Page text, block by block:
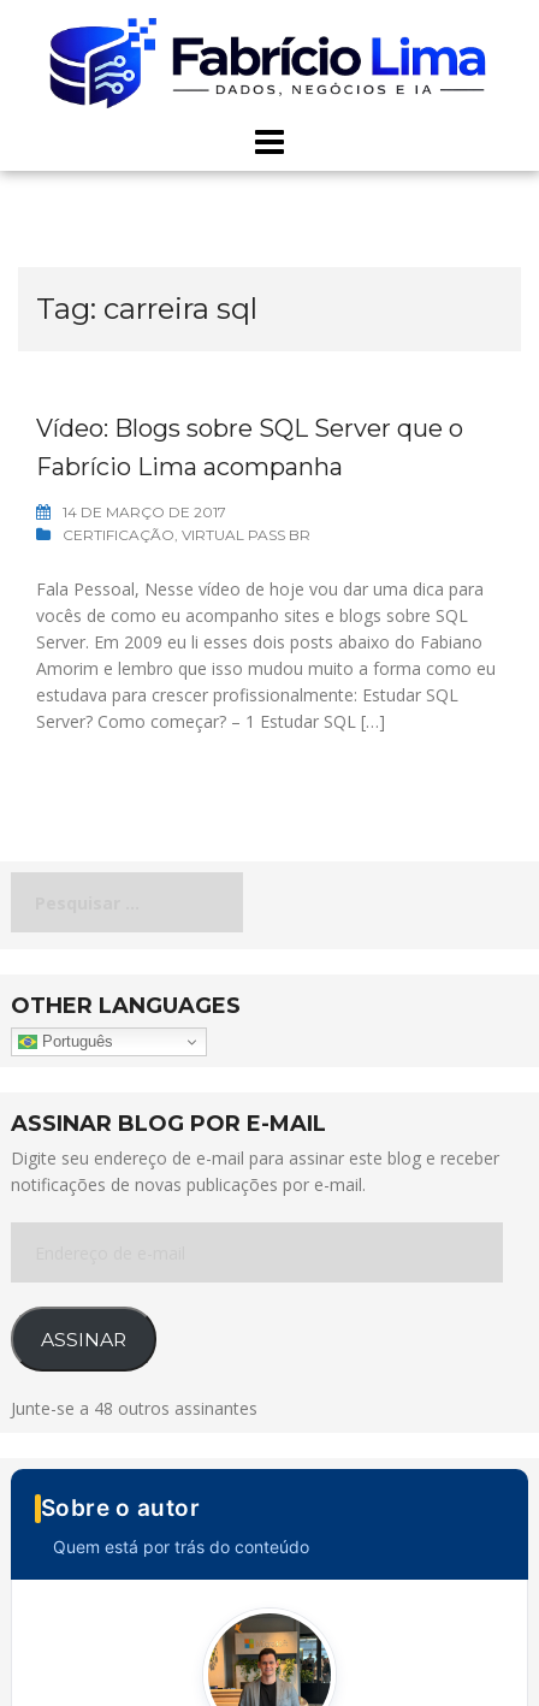
content
Tag: carreira sql
Vídeo: Blogs sobre SQL Server que o
Fabrício Lima acompanha
14 DE MARÇO DE 2017
CERTIFICAÇÃO, VIRTUAL PASS BR
Fala Pessoal, Nesse vídeo de hoje vou dar uma dica para
vocês de como eu acompanho sites e blogs sobre SQL
Server. Em 2009 eu li esses dois posts abaixo do Fabiano
Amorim e lembro que isso mudou muito a forma como eu
estudava para crescer profissionalmente: Estudar SQL
Server? Como começar? – 1 Estudar SQL […]
OTHER LANGUAGES
Português
ASSINAR BLOG POR E-MAIL
Digite seu endereço de e-mail para assinar este blog e receber
notificações de novas publicações por e-mail.
e-
mail
ASSINAR
Junte-se a 48 outros assinantes
Sobre o autor
Quem está por trás do conteúdo